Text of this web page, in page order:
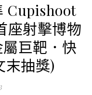
Cupishoot
座射擊博物
巨靶．快
末抽獎)